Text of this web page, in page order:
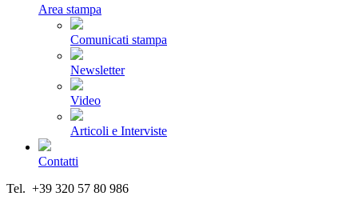
Area stampa
Comunicati stampa
Newsletter
Video
Articoli e Interviste
Contatti
Tel. +39 320 57 80 986